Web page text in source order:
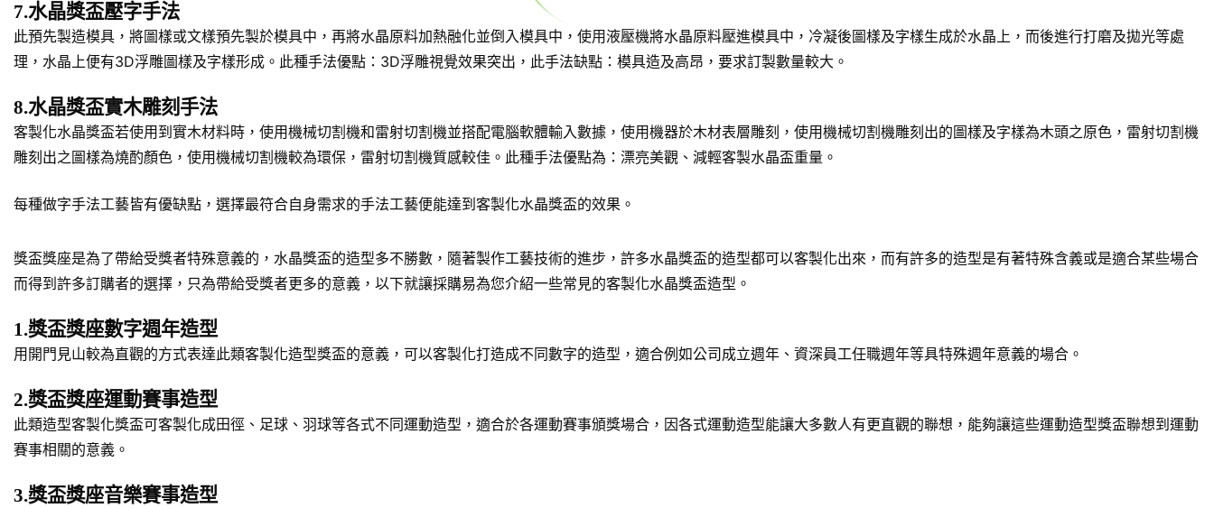
7.水晶獎盃壓字手法
此預先製造模具，將圖樣或文樣預先製於模具中，再將水晶原料加熱融化並倒入模具中，使用液壓機將水晶原料壓進模具中，冷凝後圖樣及字樣生成於水晶上，而後進行打磨及拋光等處
理，水晶上便有3D浮雕圖樣及字樣形成。此種手法優點：3D浮雕視覺效果突出，此手法缺點：模具造及高昂，要求訂製數量較大。
8.水晶獎盃實木雕刻手法
客製化水晶獎盃若使用到實木材料時，使用機械切割機和雷射切割機並搭配電腦軟體輸入數據，使用機器於木材表層雕刻，使用機械切割機雕刻出的圖樣及字樣為木頭之原色，雷射切割機
雕刻出之圖樣為燒酌顏色，使用機械切割機較為環保，雷射切割機質感較佳。此種手法優點為：漂亮美觀、減輕客製水晶盃重量。
每種做字手法工藝皆有優缺點，選擇最符合自身需求的手法工藝便能達到客製化水晶獎盃的效果。
獎盃獎座是為了帶給受獎者特殊意義的，水晶獎盃的造型多不勝數，隨著製作工藝技術的進步，許多水晶獎盃的造型都可以客製化出來，而有許多的造型是有著特殊含義或是適合某些場合
而得到許多訂購者的選擇，只為帶給受獎者更多的意義，以下就讓採購易為您介紹一些常見的客製化水晶獎盃造型。
1.獎盃獎座數字週年造型
用開門見山較為直觀的方式表達此類客製化造型獎盃的意義，可以客製化打造成不同數字的造型，適合例如公司成立週年、資深員工任職週年等具特殊週年意義的場合。
2.獎盃獎座運動賽事造型
此類造型客製化獎盃可客製化成田徑、足球、羽球等各式不同運動造型，適合於各運動賽事頒獎場合，因各式運動造型能讓大多數人有更直觀的聯想，能夠讓這些運動造型獎盃聯想到運動
賽事相關的意義。
3.獎盃獎座音樂賽事造型